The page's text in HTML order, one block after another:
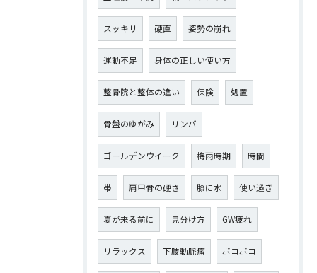
スッキリ 硬直 姿勢の崩れ
運動不足 身体の正しい使い方
整骨院と整体の違い 保険 処置
骨盤のゆがみ リンパ
ゴールデンウイーク 梅雨時期 時間
帯 肩甲骨の硬さ 膝に水 使い過ぎ
夏が来る前に 見分け方 GW疲れ
リラックス 下肢動脈瘤 ボコボコ